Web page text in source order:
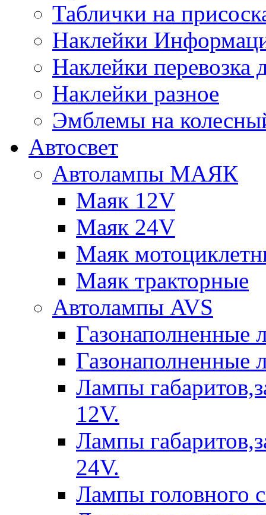
Таблички на
Наклейки
Наклейки перевозка
Наклейки разное
Эмблемы на
Автосвет
Автолампы МАЯК
Маяк 12V
Маяк 24V
Маяк
Маяк тракторные
Автолампы AVS
Газонаполненные
Газонаполненные
Лампы
12V.
Лампы
24V.
Лампы головного